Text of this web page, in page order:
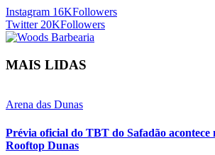
Instagram 16KFollowers
Twitter 20KFollowers
MAIS LIDAS
Arena das Dunas
Prévia oficial do TBT do Safadão acontece
Rooftop Dunas